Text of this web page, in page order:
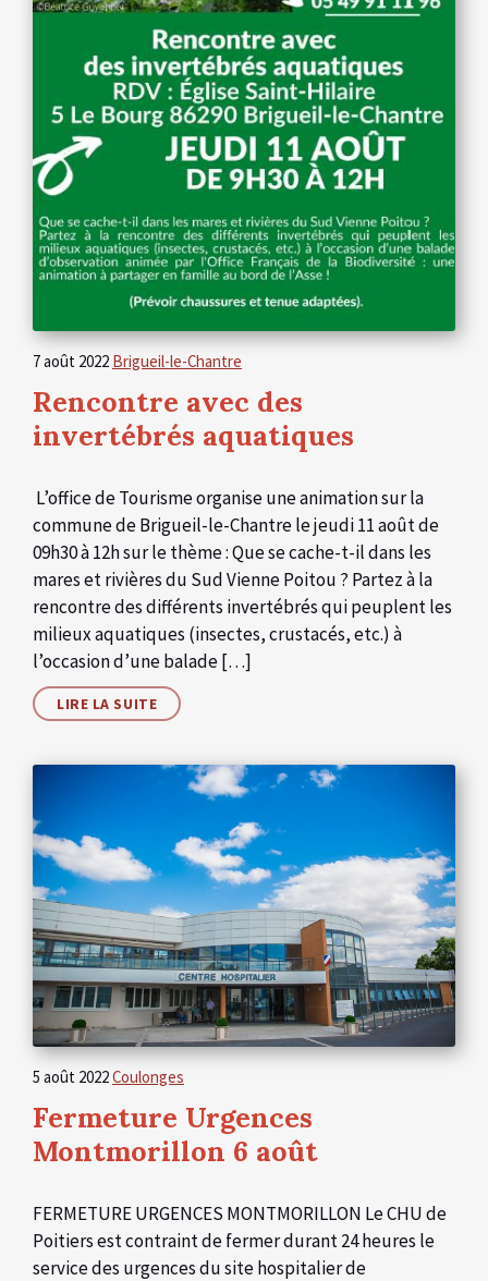
7 août 2022 Brigueil-le-Chantre
Rencontre avec des
invertébrés aquatiques
L’office de Tourisme organise une animation sur la
commune de Brigueil-le-Chantre le jeudi 11 août de
09h30 à 12h sur le thème : Que se cache-t-il dans les
mares et rivières du Sud Vienne Poitou ? Partez à la
rencontre des différents invertébrés qui peuplent les
milieux aquatiques (insectes, crustacés, etc.) à
l’occasion d’une balade […]
LIRE LA SUITE
5 août 2022Coulonges
Fermeture Urgences
Montmorillon 6 août
FERMETURE URGENCES MONTMORILLON Le CHU de
Poitiers est contraint de fermer durant 24 heures le
service des urgences du site hospitalier de